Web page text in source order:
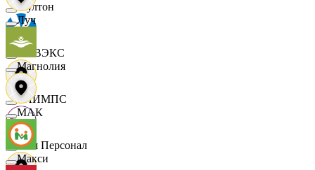
Мултон
НОВЭКС
ОЛИМПС
Ваш Персонал
Луч
Магнолия
МАК
Макси